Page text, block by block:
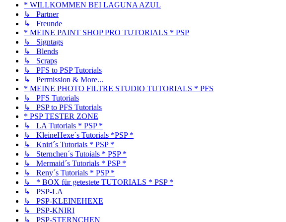
* WILLKOMMEN BEI LAGUNA AZUL
↳ Partner
↳ Freunde
* MEINE PAINT SHOP PRO TUTORIALS * PSP
↳ Signtags
↳ Blends
↳ Scraps
↳ PFS to PSP Tutorials
↳ Permission & More...
* MEINE PHOTO FILTRE STUDIO TUTORIALS * PFS
↳ PFS Tutorials
↳ PSP to PFS Tutorials
* PSP TESTER ZONE
↳ LA Tutorials * PSP *
↳ KleineHexe´s Tutorials *PSP *
↳ Kniri´s Tutorials * PSP *
↳ Sternchen´s Tutoials * PSP *
↳ Mermaid´s Tutorials * PSP *
↳ Reny´s Tutorials * PSP *
↳ * BOX für getestete TUTORIALS * PSP *
↳ PSP-LA
↳ PSP-KLEINEHEXE
↳ PSP-KNIRI
↳ PSP-STERNCHEN